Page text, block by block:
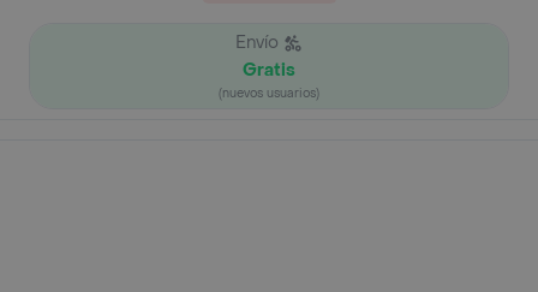
Envío
Gratis
(nuevos usuarios)